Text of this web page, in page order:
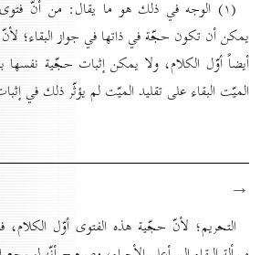
(۱) الوجه في ذلك هو ما يقال: من أنّ فتوى
يمكن أن تكون حجّة في ذاتها في جواز البقاء؛
أيضاً أوّل الكلام، ولا يمكن إثبات حجّية نفسها
الميّت البقاء على تقليد الميّت لم يؤثّر ذلك في
→
التحريم؛ لأنّ حجّية هذه الفتوى أوّل الكلام،